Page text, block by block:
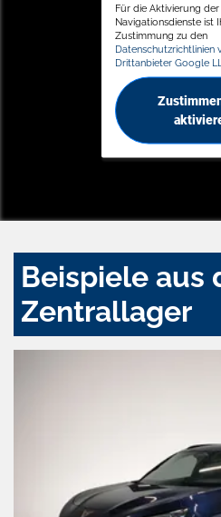
Für die Aktivierung
Navigationsdienste ist
Zustimmung zu den
Datenschutzrichtlinien
Drittanbieter Google
Beispiele aus
Zentrallager